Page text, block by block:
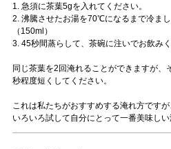
1. 急須に茶葉5gを入れてください。
2. 沸騰させたお湯を70℃になるまで冷まし
（150ml）
3. 45秒間蒸らして、茶碗に注いでお飲みく
同じ茶葉を2回淹れることができますが
秒程度短くしてください。
これは私たちがおすすめする淹れ方です
いろいろ試して自分にとって一番美味し